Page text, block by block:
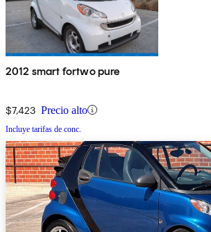
2012 smart fortwo pure
$7,423 Precio alto
Incluye tarifas de conc.